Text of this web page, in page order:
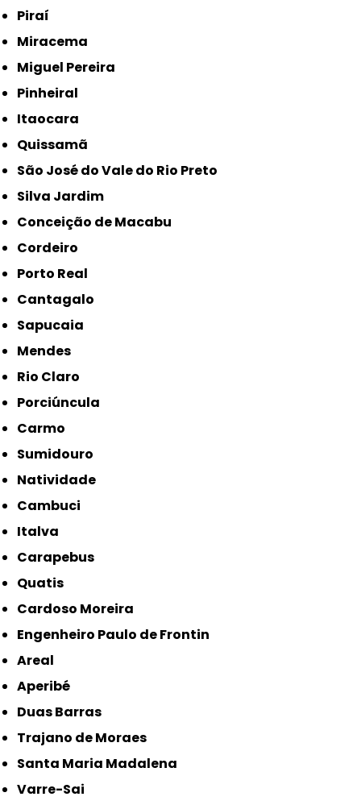
Piraí
Miracema
Miguel Pereira
Pinheiral
Itaocara
Quissamã
São José do Vale do Rio Preto
Silva Jardim
Conceição de Macabu
Cordeiro
Porto Real
Cantagalo
Sapucaia
Mendes
Rio Claro
Porciúncula
Carmo
Sumidouro
Natividade
Cambuci
Italva
Carapebus
Quatis
Cardoso Moreira
Engenheiro Paulo de Frontin
Areal
Aperibé
Duas Barras
Trajano de Moraes
Santa Maria Madalena
Varre-Sai